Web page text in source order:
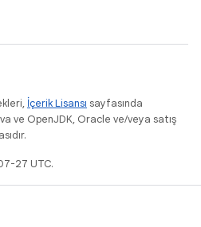
İçerik Lisansı sayfasında
ve OpenJDK, Oracle ve/veya satış
27 UTC.